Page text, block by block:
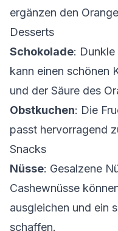
ergänzen den
Desserts
Schokolade:
kann einen schönen
und der Säure des
Obstkuchen: Die
passt hervorragend
Snacks
Nüsse: Gesalzene
Cashewnüsse
ausgleichen und ein
schaffen.